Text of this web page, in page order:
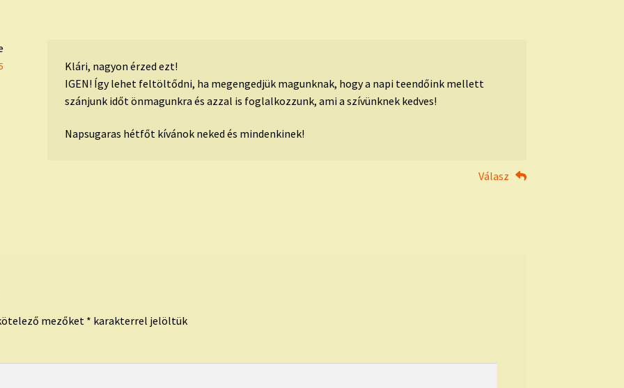
Klári, nagyon érzed ezt!
IGEN! Így lehet feltöltődni, ha megengedjük magunknak, hogy a napi teendőink mellett
szánjunk időt önmagunkra és azzal is foglalkozzunk, ami a szívünknek kedves!
Napsugaras hétfőt kívánok neked és mindenkinek!
Válasz
mezőket * karakterrel jelöltük